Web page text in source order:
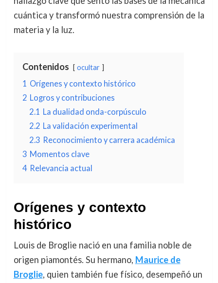
cuántica y transformó nuestra comprensión de la
materia y la luz.
Contenidos ocultar
1 Orígenes y contexto histórico
2 Logros y contribuciones
2.1 La dualidad onda-corpúsculo
2.2 La validación experimental
2.3 Reconocimiento y carrera académica
3 Momentos clave
4 Relevancia actual
Orígenes y contexto
histórico
Louis de Broglie nació en una familia noble de
origen piamontés. Su hermano, Maurice de
Broglie, quien también fue físico, desempeñó un